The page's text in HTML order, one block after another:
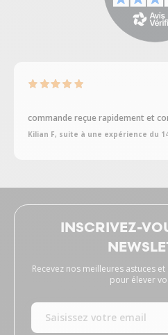
commande reçue rapidement et
Kilian F, suite à une expérience du
INSCRIVEZ-
Recevez nos meilleures astuces
pour élever